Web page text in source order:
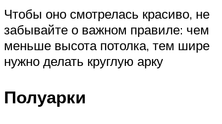
Чтобы оно смотрелась красиво, не
забывайте о важном правиле: чем
меньше высота потолка, тем шире
нужно делать круглую арку
Полуарки